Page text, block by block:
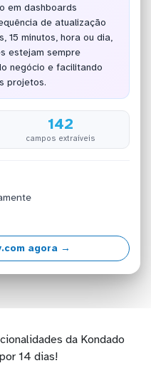
em dashboards
de atualização
15 minutos, hora ou dia,
estejam sempre
negócio e facilitando
projetos.
142
campos extraíveis
agora →
da Kondado
14 dias!